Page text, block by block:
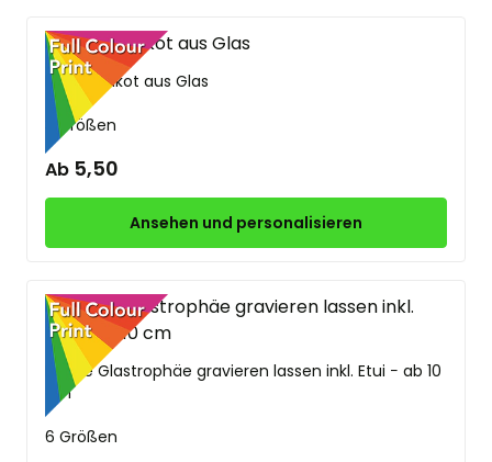
Fußballtrikot aus Glas
3 Größen
Ab 5,50
Ansehen und personalisieren
Runde Glastrophäe gravieren lassen inkl. Etui − ab 10
cm
6 Größen